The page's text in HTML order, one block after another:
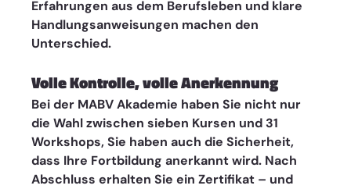
Erfahrungen aus dem Berufsleben und klare
Handlungsanweisungen machen den
Unterschied.
Volle Kontrolle, volle Anerkennung
Bei der MABV Akademie haben Sie nicht nur
die Wahl zwischen sieben Kursen und 31
Workshops, Sie haben auch die Sicherheit,
dass Ihre Fortbildung anerkannt wird. Nach
Abschluss erhalten Sie ein Zertifikat – und